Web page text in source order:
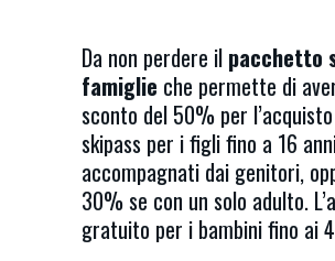
Da non perdere il pacchetto
famiglie che permette di
sconto del 50% per
skipass per i figli fino a 16
accompagnati dai genitori,
30% se con un solo adulto.
gratuito per i bambini fino ai